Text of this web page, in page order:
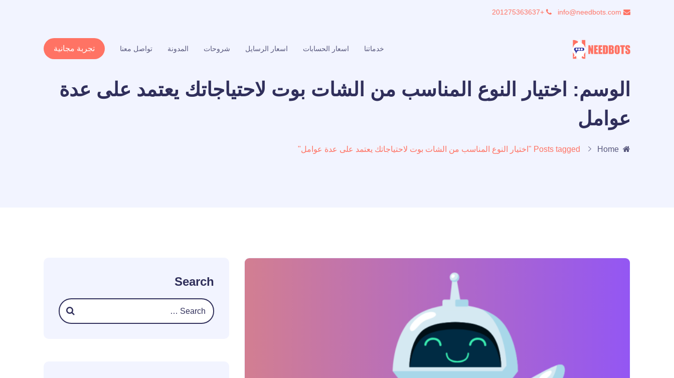
+201275363637
خدماتنا اسعار الحسابات اسعار الرسايل شروحات المدونة تواصل معنا تجربة مجانية
الوسم:
اختيار النوع المناسب من الشات بوت لاحتياجاتك يعتمد على عدة
عوامل
Home Posts tagged "اختيار النوع المناسب من الشات بوت لاحتياجاتك يعتمد على عدة عوامل"
Search